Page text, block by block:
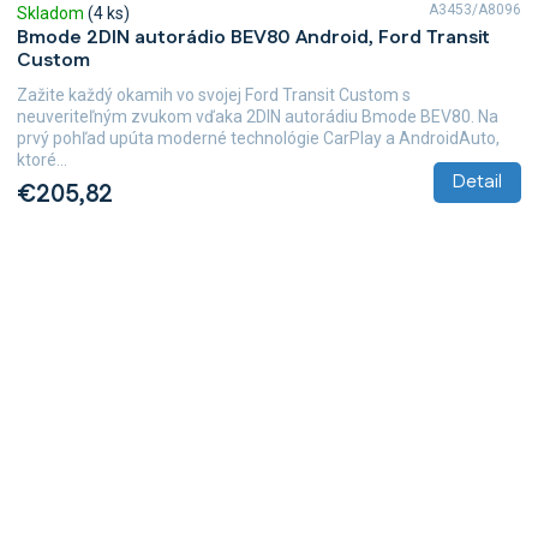
Bmode 2DIN autorádio BEV80 Android, Ford Transit
Custom
Skladom (4 ks)
€205,82 Detail
Zažite každý okamih vo svojej Ford Transit Custom s
neuveriteľným zvukom vďaka 2DIN autorádiu Bmode BEV80. Na
prvý pohľad upúta moderné technológie CarPlay a AndroidAuto,
ktoré...
A3453/A8096